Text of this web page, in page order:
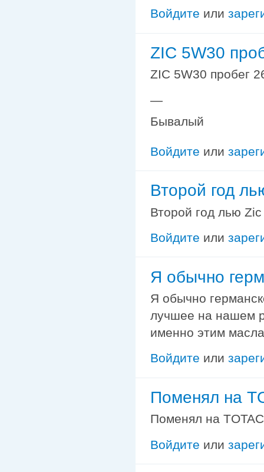
Войдите или
ZIC 5W30
ZIC 5W30 пробег
—
Бывалый
Войдите или
Второй год
Второй год лью
Войдите или
Я обычно
Я обычно
лучшее на нашем
именно этим
Войдите или
Поменял на
Поменял на
Войдите или